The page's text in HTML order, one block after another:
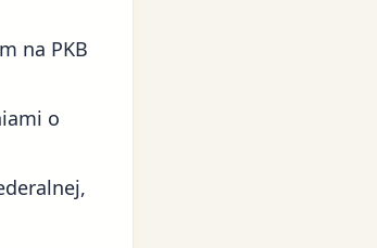
na PKB
o